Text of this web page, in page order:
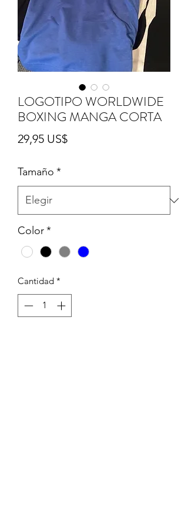
LOGOTIPO WORLDWIDE
BOXING MANGA CORTA
29,95 US$Precio
Tamaño *
Color*
Cantidad *